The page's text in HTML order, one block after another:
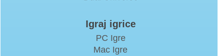
Igraj igrice
PC Igre
Mac Igre